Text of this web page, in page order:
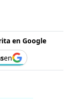
en Google
en